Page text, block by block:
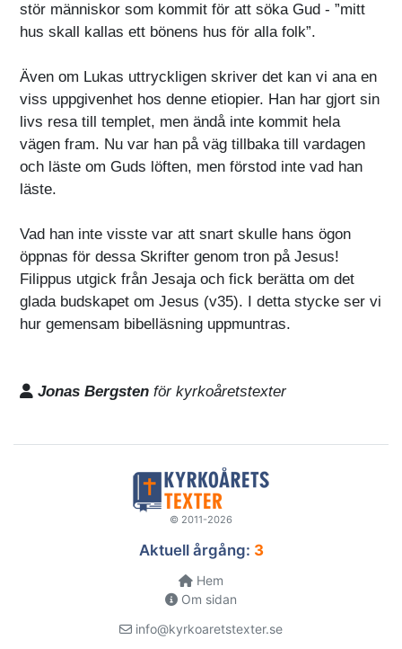
stör människor som kommit för att söka Gud - ”mitt
hus skall kallas ett bönens hus för alla folk”.
Även om Lukas uttryckligen skriver det kan vi ana en
viss uppgivenhet hos denne etiopier. Han har gjort sin
livs resa till templet, men ändå inte kommit hela
vägen fram. Nu var han på väg tillbaka till vardagen
och läste om Guds löften, men förstod inte vad han
läste.
Vad han inte visste var att snart skulle hans ögon
öppnas för dessa Skrifter genom tron på Jesus!
Filippus utgick från Jesaja och fick berätta om det
glada budskapet om Jesus (v35). I detta stycke ser vi
hur gemensam bibelläsning uppmuntras.
Jonas Bergsten för kyrkoåretstexter
© 2011-2026
Aktuell årgång: 3
Hem
Om sidan
info@kyrkoaretstexter.se